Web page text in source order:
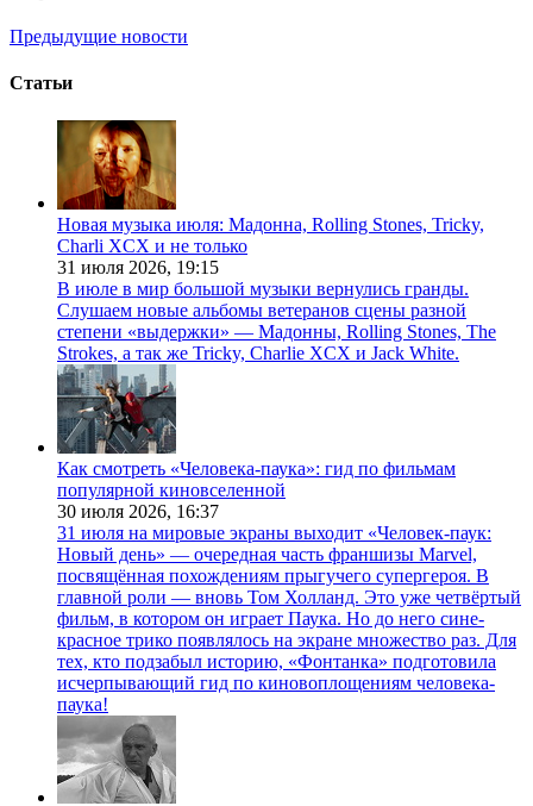
Предыдущие новости
Статьи
Новая музыка июля: Мадонна, Rolling Stones, Tricky,
Charli XCX и не только
31 июля 2026, 19:15
В июле в мир большой музыки вернулись гранды.
Слушаем новые альбомы ветеранов сцены разной
степени «выдержки» — Мадонны, Rolling Stones, The
Strokes, а так же Tricky, Charlie XCX и Jack White.
Как смотреть «Человека-паука»: гид по фильмам
популярной киновселенной
30 июля 2026, 16:37
31 июля на мировые экраны выходит «Человек-паук:
Новый день» — очередная часть франшизы Marvel,
посвящённая похождениям прыгучего супергероя. В
главной роли — вновь Том Холланд. Это уже четвёртый
фильм, в котором он играет Паука. Но до него сине-
красное трико появлялось на экране множество раз. Для
тех, кто подзабыл историю, «Фонтанка» подготовила
исчерпывающий гид по киновоплощениям человека-
паука!